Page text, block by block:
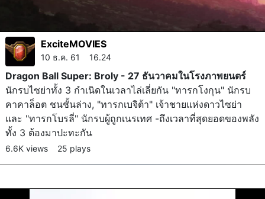
ExciteMOVIES
10 ธ.ค. 61 16.24
Dragon Ball Super: Broly - 27 ธันวาคมในโรงภาพยนตร์
นักรบไซย่าทั้ง 3 กำเนิดในเวลาไล่เลี่ยกัน "ทารกโงกุน" นักรบ
คาคาล็อต ชนชั้นล่าง, "ทารกเบจิต้า" เจ้าชายแห่งดาวไซย่า
และ "ทารกโบรลี่" นักรบผู้ถูกเนรเทศ -ถึงเวลาที่สุดยอดของพลัง
ทั้ง 3 ต้องมาปะทะกัน
6.6K views 25 plays